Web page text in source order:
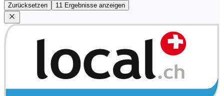
Zurücksetzen 11 Ergebnisse anzeigen